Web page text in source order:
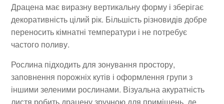
Драцена має виразну вертикальну форму і зберігає
декоративність цілий рік. Більшість різновидів добре
переносить кімнатні температури і не потребує
частого поливу.
Рослина підходить для зонування простору,
заповнення порожніх кутів і оформлення групи з
іншими зеленими рослинами. Візуальна акуратність
листя робить драцену зручною для приміщень, де